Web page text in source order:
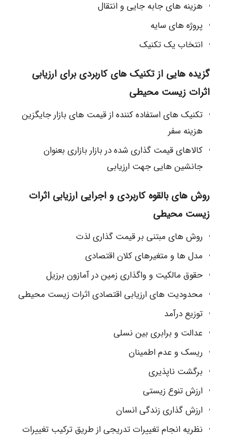
هزینه های جابه جایی و انتقال
پروژه های سایه
انتخاب یک تکنیک
گزیده هایی از تکنیک های کاربردی برای ارزیابی
اثرات زیست محیطی
تکنیک های استفاده کننده از قیمت های بازار جایگزین
هزینه سفر
کالاهای قیمت گذاری شده در بازار بازاری بعنوان
جانشین هایی جهت ارزیابی
روش های بالقوه کاربردی و اجرایی ارزیابی اثرات
زیست محیطی
روش های مبتنی بر قیمت گذاری لذت
مدل ها و متغیرهای کلان اقتصادی
حقوق مالکیت و واگذاری زمین در آمازون برزیل
محدودیت های ارزیابی اقتصادی اثرات زیست محیطی
توزیع درآمد
عدالت و برابری بین نسلی
ریسک و عدم اطمینان
برگشت ناپذیری
ارزش تنوع زیستی
ارزش گذاری زندگی انسان
نظریه انجام تغییرات تدریجی از طریق ترکیب تغییرات